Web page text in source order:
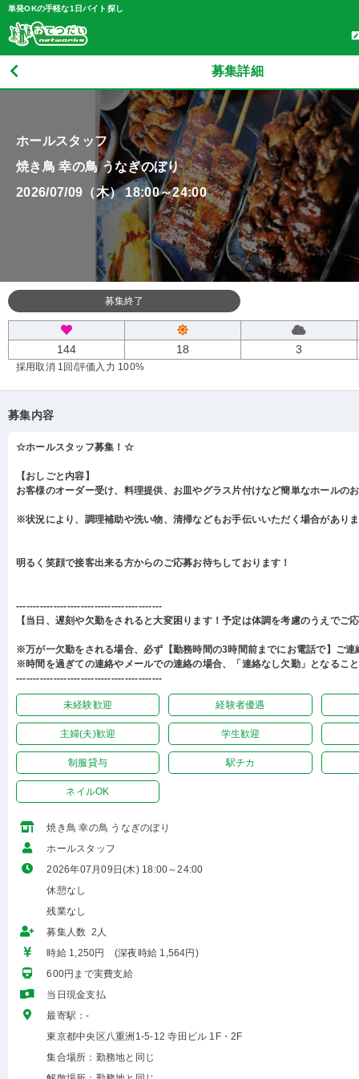
単発OKの手軽な1日バイト探し
募集詳細
ホールスタッフ
焼き鳥 幸の鳥 うなぎのぼり
2026/07/09（木） 18:00～24:00
募集終了
144 18 3
採用取消 1回 /評価入力 100%
募集内容
☆ホールスタッフ募集！☆
【おしごと内容】
お客様のオーダー受け、料理提供、お皿やグラス片付けなど簡単なホールの
※状況により、調理補助や洗い物、清掃などもお手伝いいただく場合があり
明るく笑顔で接客出来る方からのご応募お待ちしております！
-------------------------------------------
【当日、遅刻や欠勤をされると大変困ります！予定は体調を考慮のうえでご
※万が一欠勤をされる場合、必ず【勤務時間の3時間前までにお電話で】ご連
※時間を過ぎての連絡やメールでの連絡の場合、「連絡なし欠勤」となるこ
-------------------------------------------
未経験歓迎 経験者優遇
主婦(夫)歓迎 学生歓迎
制服貸与 駅チカ
ネイルOK
焼き鳥 幸の鳥 うなぎのぼり
ホールスタッフ
2026年07月09日(木) 18:00～24:00
休憩なし
残業なし
募集人数 2人
時給 1,250円 (深夜時給 1,564円)
600円まで実費支給
当日現金支払
最寄駅：-
東京都中央区八重洲1-5-12 寺田ビル 1F・2F
集合場所：勤務地と同じ